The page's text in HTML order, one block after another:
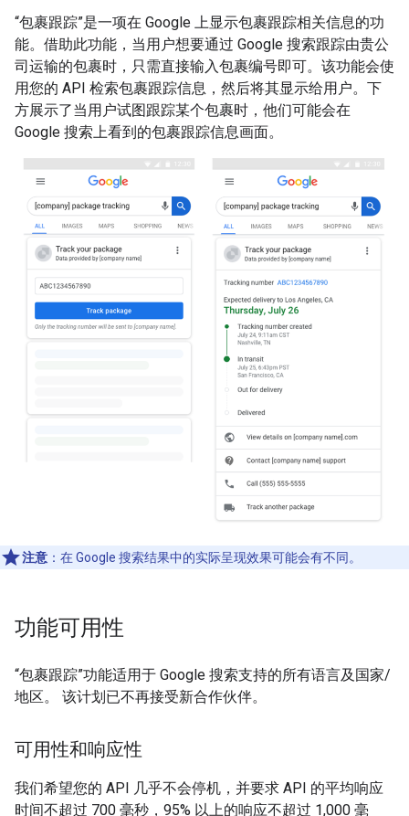
“包裹跟踪”是一项在 Google 上显示包裹跟踪相关信息的功
能。借助此功能，当用户想要通过 Google 搜索跟踪由贵公
司运输的包裹时，只需直接输入包裹编号即可。该功能会使
用您的 API 检索包裹跟踪信息，然后将其显示给用户。下
方展示了当用户试图跟踪某个包裹时，他们可能会在
Google 搜索上看到的包裹跟踪信息画面。
注意 ：在 Google 搜索结果中的实际呈现效果可能会有不同。
功能可用性
“包裹跟踪”功能适用于 Google 搜索支持的所有语言及国家/
地区。 该计划已不再接受新合作伙伴。
可用性和响应性
我们希望您的 API 几乎不会停机，并要求 API 的平均响应
时间不超过 700 毫秒，95% 以上的响应不超过 1,000 毫